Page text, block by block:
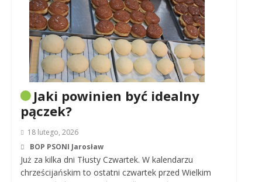
Jaki powinien być idealny
pączek?
18 lutego, 2026
BOP PSONI Jarosław
Już za kilka dni Tłusty Czwartek. W kalendarzu
chrześcijańskim to ostatni czwartek przed Wielkim